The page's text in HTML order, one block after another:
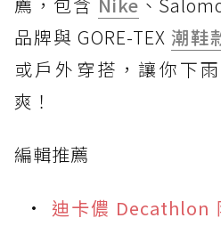
薦，包含 Nike 、
品牌與 GORE-TEX 潮鞋
或戶外穿搭，讓你下
爽！
編輯推薦
迪卡儂 Decathlon